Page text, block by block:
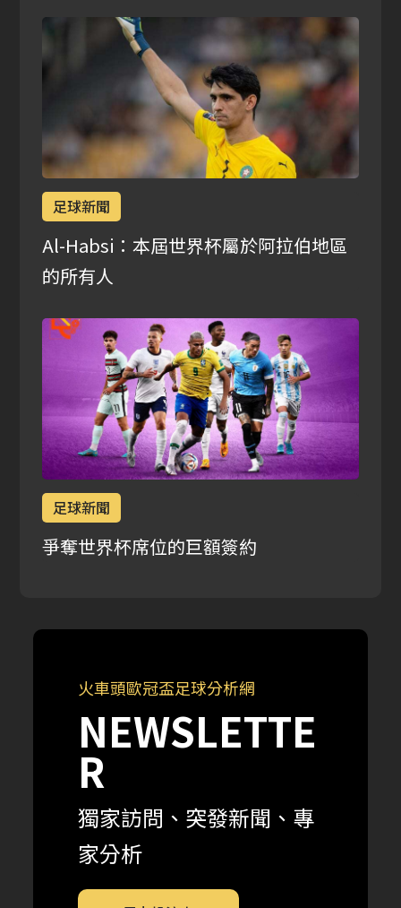
足球新聞
Al-Habsi：本屆世界杯屬於阿拉伯地區
的所有人
足球新聞
爭奪世界杯席位的巨額簽約
火車頭歐冠盃足球分析網
NEWSLETTE
R
獨家訪問、突發新聞、專
家分析